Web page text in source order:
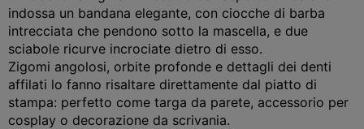
indossa un bandana elegante, con ciocche di barba
intrecciata che pendono sotto la mascella, e due
sciabole ricurve incrociate dietro di esso.
Zigomi angolosi, orbite profonde e dettagli dei denti
affilati lo fanno risaltare direttamente dal piatto di
stampa: perfetto come targa da parete, accessorio per
cosplay o decorazione da scrivania.